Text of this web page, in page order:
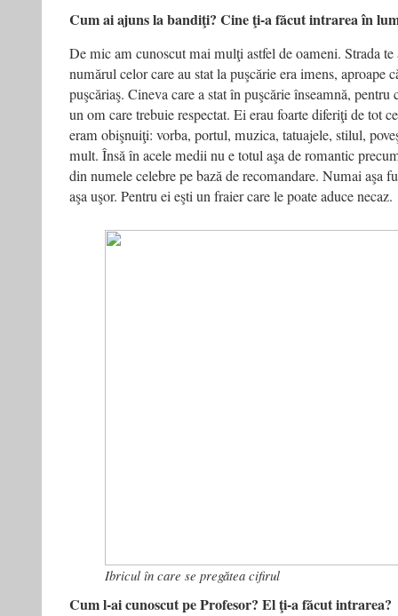
Cum ai ajuns la bandiţi? Cine ţi-a făcut intrarea în
De mic am cunoscut mai mulţi astfel de oameni. Strada
numărul celor care au stat la puşcărie era imens, aproape
puşcăriaş. Cineva care a stat în puşcărie înseamnă,
un om care trebuie respectat. Ei erau foarte diferiţi de tot
eram obişnuiţi: vorba, portul, muzica, tatuajele, stilul,
mult. Însă în acele medii nu e totul aşa de romantic
din numele celebre pe bază de recomandare. Numai aşa
aşa uşor. Pentru ei eşti un fraier care le poate aduce necaz.
Ibricul în care se pregătea cifirul
Cum l-ai cunoscut pe Profesor? El ţi-a făcut intrarea?